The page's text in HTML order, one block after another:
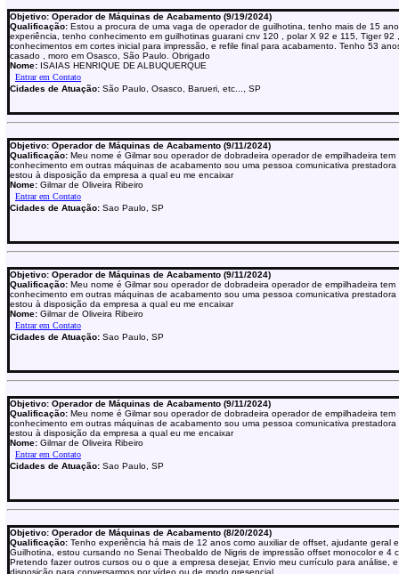
Objetivo: Operador de Máquinas de Acabamento (9/19/2024)
Qualificação: Estou a procura de uma vaga de operador de guilhotina, tenho mais de 15
experiência, tenho conhecimento em guilhotinas guarani cnv 120 , polar X 92 e 115, Tiger 92 ,
conhecimentos em cortes inicial para impressão, e refile final para acabamento. Tenho 53
casado , moro em Osasco, São Paulo. Obrigado
Nome: ISAIAS HENRIQUE DE ALBUQUERQUE
Cidades de Atuação: São Paulo, Osasco, Barueri, etc..., SP
Objetivo: Operador de Máquinas de Acabamento (9/11/2024)
Qualificação: Meu nome é Gilmar sou operador de dobradeira operador de empilhadeira tem
conhecimento em outras máquinas de acabamento sou uma pessoa comunicativa prestadora
estou à disposição da empresa a qual eu me encaixar
Nome: Gilmar de Oliveira Ribeiro
Cidades de Atuação: Sao Paulo, SP
Objetivo: Operador de Máquinas de Acabamento (9/11/2024)
Qualificação: Meu nome é Gilmar sou operador de dobradeira operador de empilhadeira tem
conhecimento em outras máquinas de acabamento sou uma pessoa comunicativa prestadora
estou à disposição da empresa a qual eu me encaixar
Nome: Gilmar de Oliveira Ribeiro
Cidades de Atuação: Sao Paulo, SP
Objetivo: Operador de Máquinas de Acabamento (9/11/2024)
Qualificação: Meu nome é Gilmar sou operador de dobradeira operador de empilhadeira tem
conhecimento em outras máquinas de acabamento sou uma pessoa comunicativa prestadora
estou à disposição da empresa a qual eu me encaixar
Nome: Gilmar de Oliveira Ribeiro
Cidades de Atuação: Sao Paulo, SP
Objetivo: Operador de Máquinas de Acabamento (8/20/2024)
Qualificação: Tenho experiência há mais de 12 anos como auxiliar de offset, ajudante geral
Guilhotina, estou cursando no Senai Theobaldo de Nigris de impressão offset monocolor e 4
Pretendo fazer outros cursos ou o que a empresa desejar, Envio meu currículo para análise,
disposição para conversarmos por vídeo ou de modo presencial.